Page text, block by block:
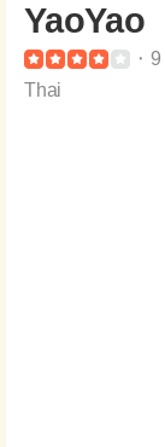
YaoYao
⬝
Thai